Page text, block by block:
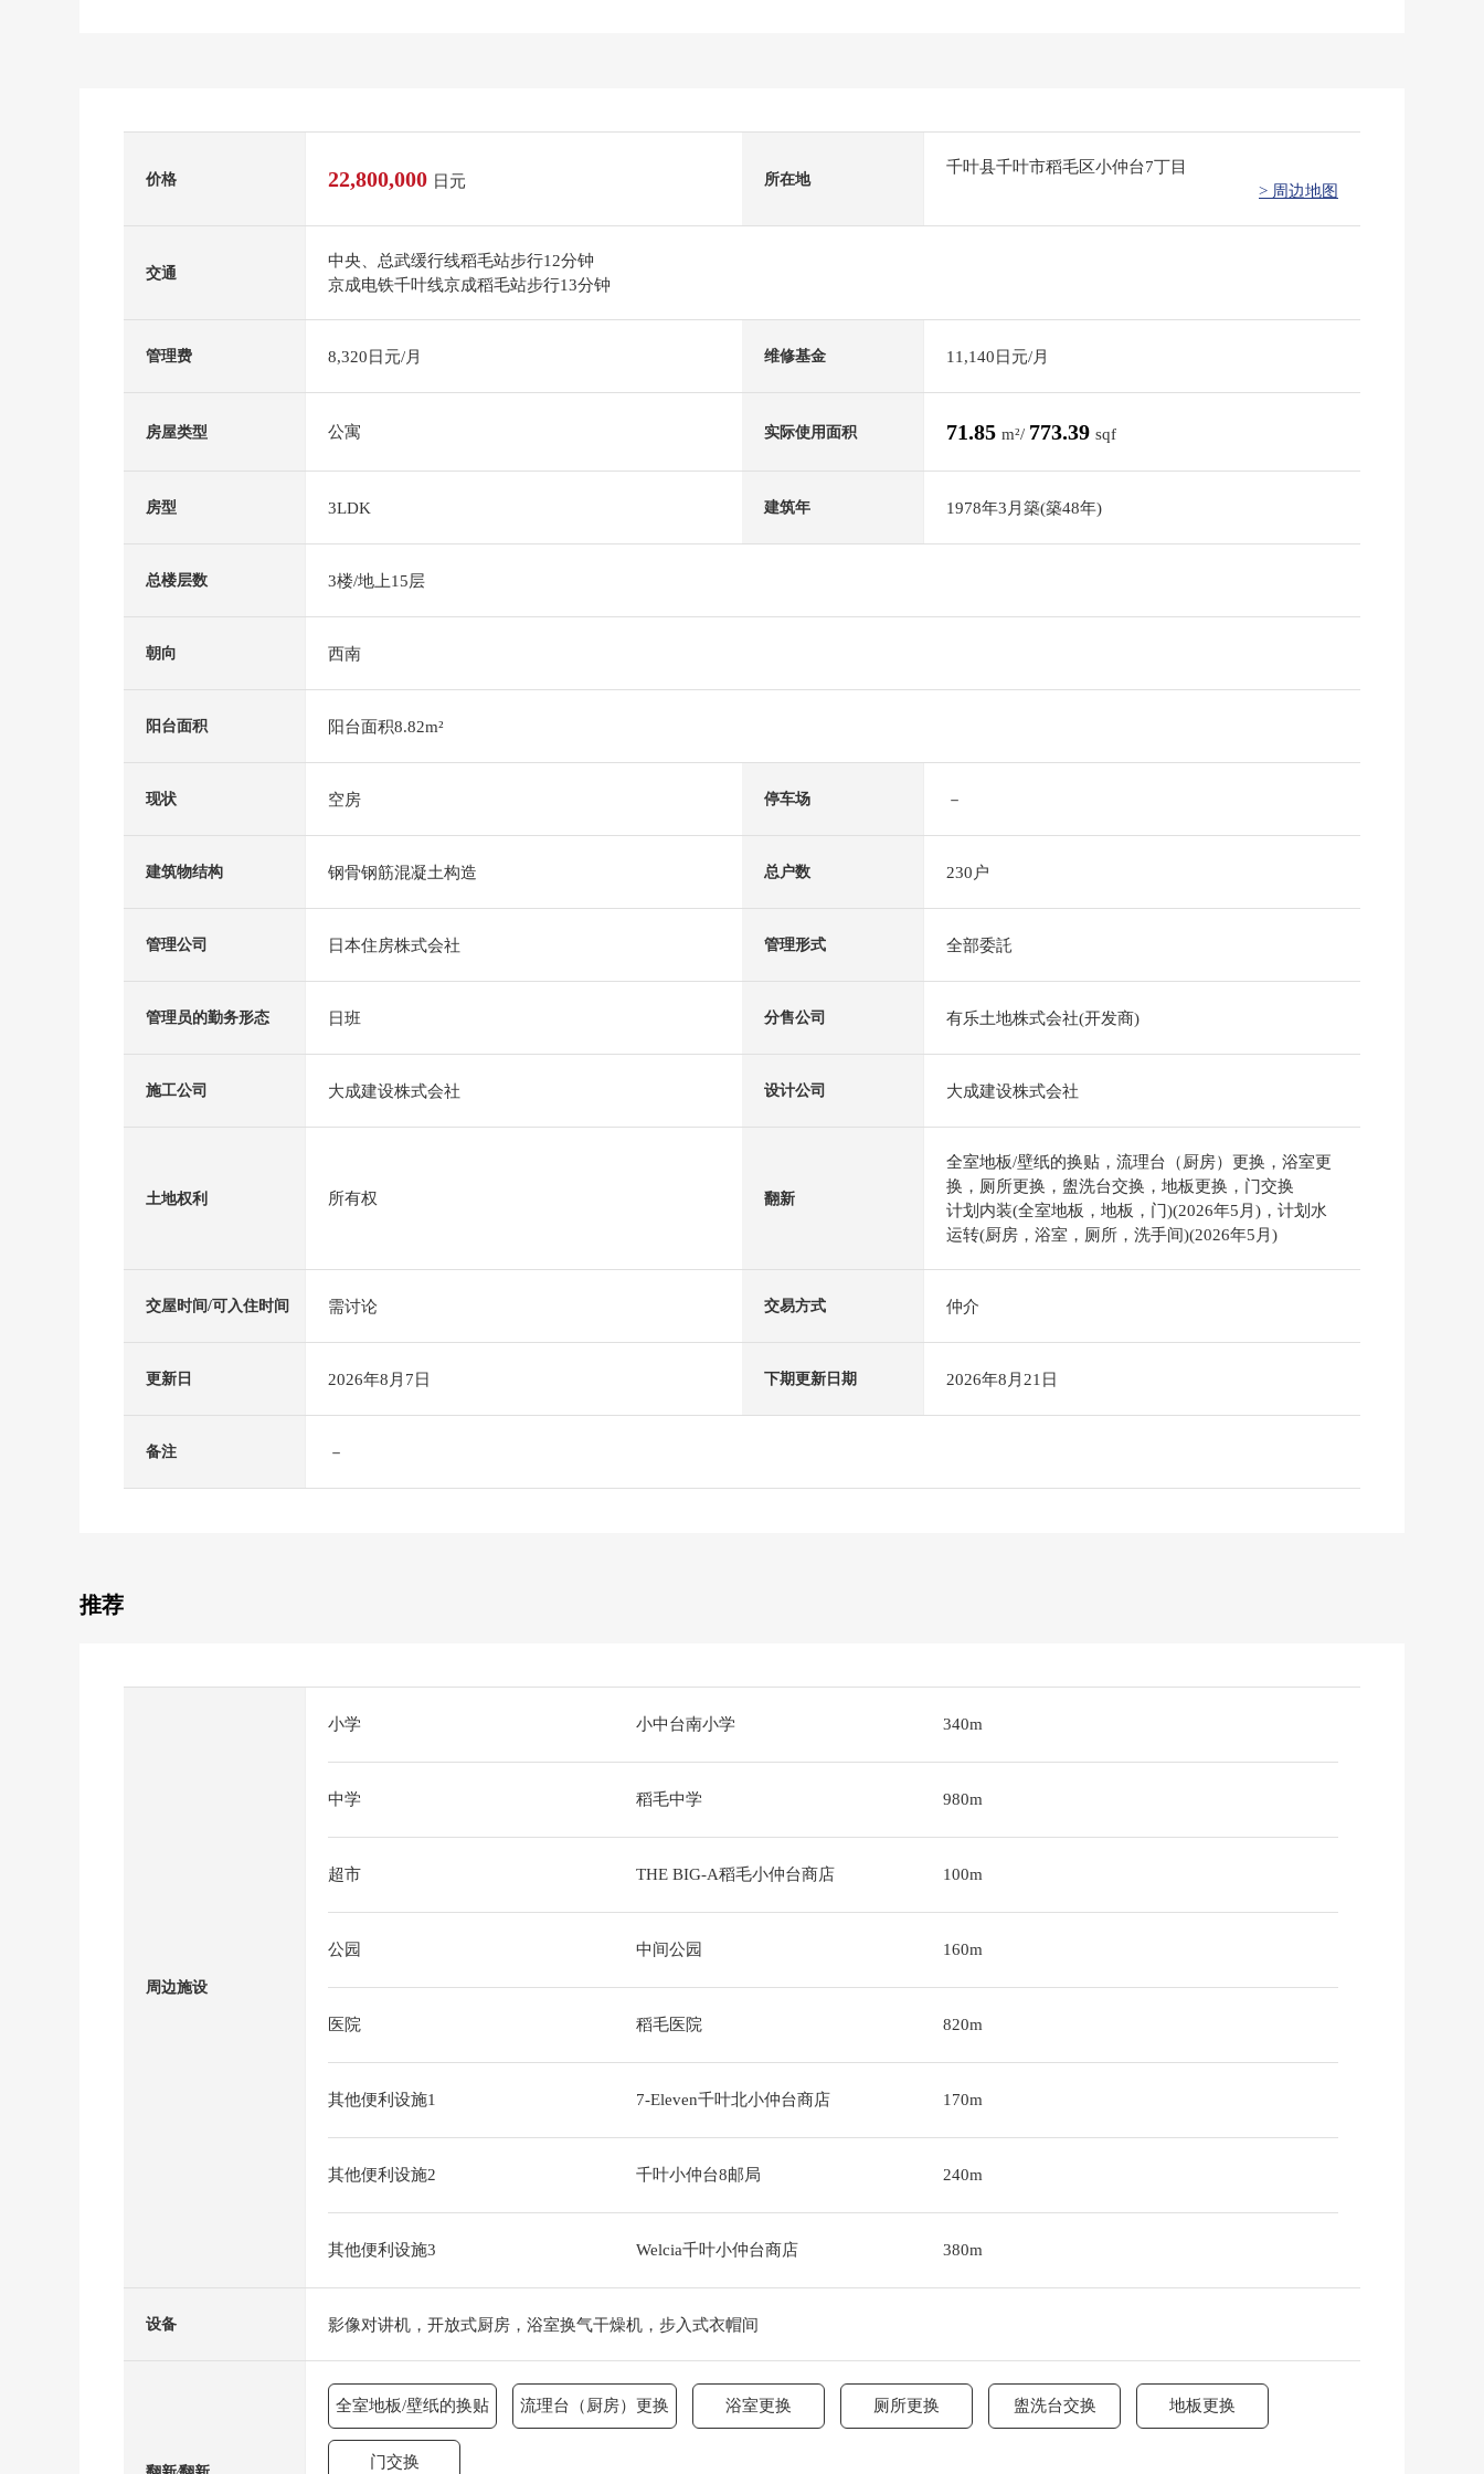
价格 22,800,000 日元 所在地
千叶县千叶市稻毛区小仲台7丁目
> 周边地图
交通
中央、总武缓行线稻毛站步行12分钟
京成电铁千叶线京成稻毛站步行13分钟
管理费 8,320日元/月 维修基金 11,140日元/月
房屋类型 公寓 实际使用面积 71.85 m²/ 773.39 sqf
房型 3LDK 建筑年 1978年3月築(築48年)
总楼层数 3楼/地上15层
朝向 西南
阳台面积 阳台面积8.82m²
现状 空房 停车场 －
建筑物结构 钢骨钢筋混凝土构造 总户数 230户
管理公司 日本住房株式会社 管理形式 全部委託
管理员的勤务形态 日班 分售公司 有乐土地株式会社(开发商)
施工公司 大成建设株式会社 设计公司 大成建设株式会社
土地权利 所有权 翻新
全室地板/壁纸的换贴，流理台（厨房）更换，浴室更
换，厕所更换，盥洗台交换，地板更换，门交换
计划内装(全室地板，地板，门)(2026年5月)，计划水
运转(厨房，浴室，厕所，洗手间)(2026年5月)
交屋时间/可入住时间 需讨论 交易方式 仲介
更新日 2026年8月7日 下期更新日期 2026年8月21日
备注 －
推荐
周边施设
小学 小中台南小学 340m
中学 稻毛中学 980m
超市 THE BIG-A稻毛小仲台商店 100m
公园 中间公园 160m
医院 稻毛医院 820m
其他便利设施1 7-Eleven千叶北小仲台商店 170m
其他便利设施2 千叶小仲台8邮局 240m
其他便利设施3 Welcia千叶小仲台商店 380m
设备 影像对讲机，开放式厨房，浴室换气干燥机，步入式衣帽间
全室地板/壁纸的换贴 流理台（厨房）更换 浴室更换 厕所更换 盥洗台交换 地板更换
门交换